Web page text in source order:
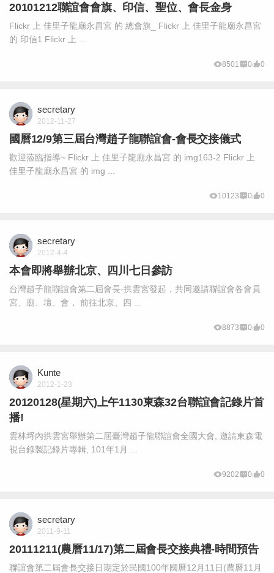
20101212聯誼會會旗、印信、聖位、會長金身
Flickr 上 佳里子龍廟永昌宮 的 總會旗_ Flickr 上 佳里子龍廟永昌宮
的 印信1 Flickr 上 ...
8501 0 0
secretary
2012-11-27
國曆12/9第三屆台灣趙子龍聯誼會-會長交接儀式
歡迎蒞臨指導~ Flickr 上 佳里子龍廟永昌宮 的 img163-2 Flickr 上
佳里子龍廟永昌宮 的 img ...
10123 0 0
secretary
2012-4-4
本會即將舉辦北京、四川七日參訪
台灣趙子龍聯誼會第二屆會長-拱雲宮發起，共同邀請聯誼會各會員
宮、廟、壇、會， 前往北京、四 ...
8873 0 0
Kunte
2012-1-23
20120128(星期六)上午1130東森32台聯誼會記錄片首
播!
雲林埒內拱雲宮舉辦第二屆臺灣趙子龍聯誼會全國大會, 邀請東森電
視台錄製記錄片專輯, 101年1月 ...
9202 0 0
secretary
2011-9-11
20111211(農曆11/17)第二屆會長交接典禮-時間預告
聯誼會第二屆會長交接日期定於民國100年國曆12月11日(農曆11月